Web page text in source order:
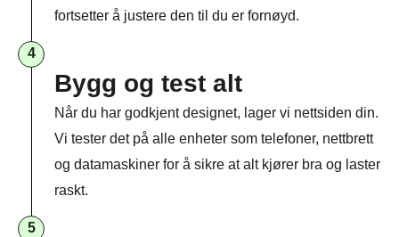
fortsetter å justere den til du er fornøyd.
4
Bygg og test alt
Når du har godkjent designet, lager vi nettsiden din.
Vi tester det på alle enheter som telefoner, nettbrett
og datamaskiner for å sikre at alt kjører bra og laster
raskt.
5